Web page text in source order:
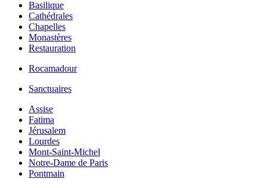
Basilique
Cathédrales
Chapelles
Monastères
Restauration
Rocamadour
Sanctuaires
Assise
Fatima
Jérusalem
Lourdes
Mont-Saint-Michel
Notre-Dame de Paris
Pontmain